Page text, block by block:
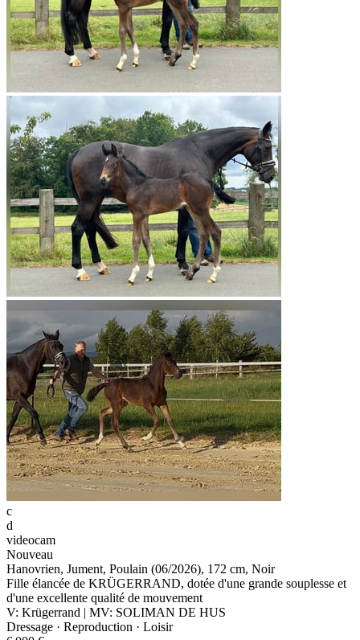
c
d
videocam
Nouveau
Hanovrien, Jument, Poulain (06/2026), 172 cm, Noir
Fille élancée de KRÜGERRAND, dotée d'une grande souplesse et
d'une excellente qualité de mouvement
V: Krügerrand | MV: SOLIMAN DE HUS
Dressage · Reproduction · Loisir